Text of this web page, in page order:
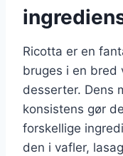
Ricotta er en
bruges i en bred
desserter. Dens
konsistens gør
forskellige
den i vafler,